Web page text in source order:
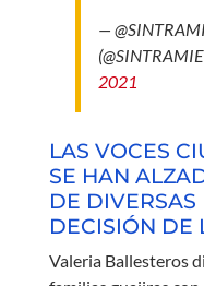
—
2021
LAS VOCES
SE HAN
DE
DECISIÓN DE
Valeria Ballesteros